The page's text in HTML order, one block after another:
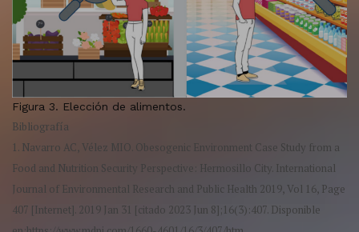
Figura 3. Elección de alimentos.
Bibliografía
1. Navarro AC, Vélez MIO. Obesogenic Environment Case Study from a
Food and Nutrition Security Perspective: Hermosillo City. International
Journal of Environmental Research and Public Health 2019, Vol 16, Page
407 [Internet]. 2019 Jan 31 [citado 2023 Jun 8];16(3):407. Disponible